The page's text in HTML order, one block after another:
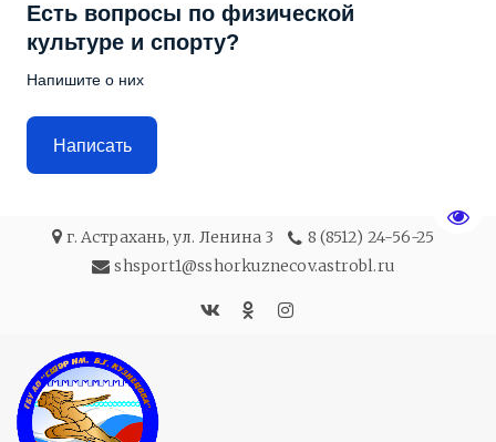
Есть вопросы по физической
культуре и спорту?
Напишите о них
Написать
г. Астрахань,ул. Ленина 3
8 (8512) 24-56-25
shsport1@sshorkuznecov.astrobl.ru